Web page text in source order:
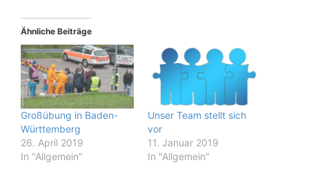
Ähnliche Beiträge
Großübung in Baden-
Württemberg
26. April 2019
In "Allgemein"
Unser Team stellt sich
vor
11. Januar 2019
In "Allgemein"